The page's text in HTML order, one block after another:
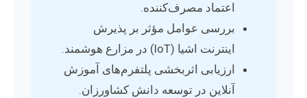
اعتماد مصرف‌کننده.
بررسی عوامل مؤثر بر پذیرش
اینترنت اشیا (IoT) در مزارع هوشمند.
ارزیابی اثربخشی پلتفرم‌های آموزش
آنلاین در توسعه دانش کشاورزان.